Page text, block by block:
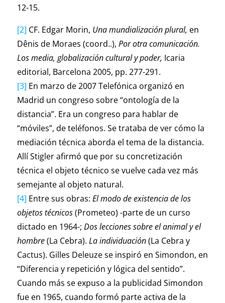
12-15.
[2] CF. Edgar Morin, Una mundialización plural, en
Dênis de Moraes (coord..), Por otra comunicación.
Los media, globalización cultural y poder, Icaria
editorial, Barcelona 2005, pp. 277-291.
[3] En marzo de 2007 Telefónica organizó en
Madrid un congreso sobre “ontología de la
distancia”. Era un congreso para hablar de
“móviles”, de teléfonos. Se trataba de ver cómo la
mediación técnica aborda el tema de la distancia.
Allí Stigler afirmó que por su concretización
técnica el objeto técnico se vuelve cada vez más
semejante al objeto natural.
[4] Entre sus obras: El modo de existencia de los
objetos técnicos(Prometeo) -parte de un curso
dictado en 1964-; Dos lecciones sobre el animal y el
hombre(La Cebra). La individuación(La Cebra y
Cactus). Gilles Deleuze se inspiró en Simondon, en
“Diferencia y repetición y lógica del sentido”.
Cuando más se expuso a la publicidad Simondon
fue en 1965, cuando formó parte activa de la